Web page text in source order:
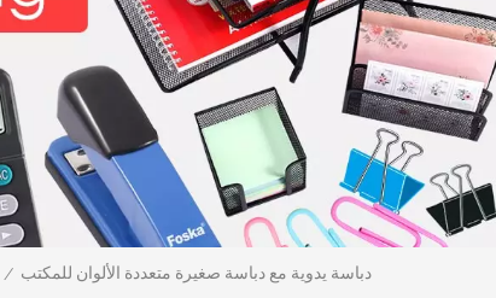
/ دباسة يدوية مع دباسة صغيرة متعددة الألوان للمكتب